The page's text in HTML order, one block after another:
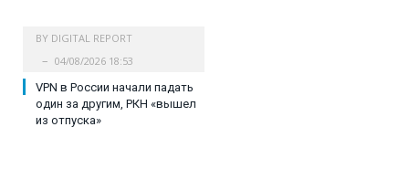
BY DIGITAL REPORT
04/08/2026 18:53
VPN в России начали падать
один за другим, РКН «вышел
из отпуска»